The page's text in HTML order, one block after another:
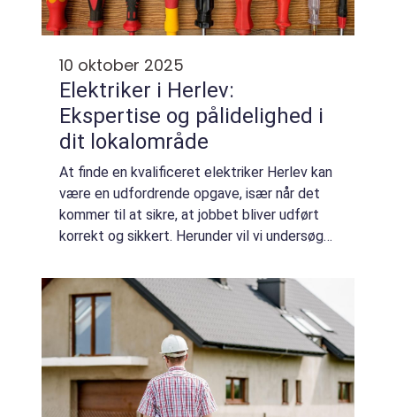
10 oktober 2025
Elektriker i Herlev:
Ekspertise og pålidelighed i
dit lokalområde
At finde en kvalificeret elektriker Herlev kan
være en udfordrende opgave, især når det
kommer til at sikre, at jobbet bliver udført
korrekt og sikkert. Herunder vil vi undersøge,